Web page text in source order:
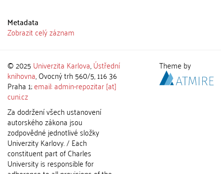
Metadata
Zobrazit celý záznam
© 2025 Univerzita Karlova,Ústřední
knihovna, Ovocný trh 560/5, 116 36
Praha 1;email: admin-repozitar [at]
cuni.cz
Za dodržení všech ustanovení
autorského zákona jsou
zodpovědné jednotlivé složky
Univerzity Karlovy. / Each
constituent part of Charles
University is responsible for
Theme by